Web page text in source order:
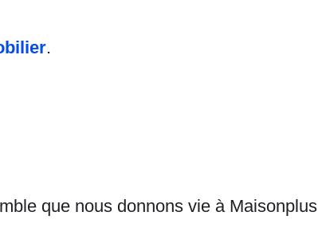
.
que nous donnons vie à